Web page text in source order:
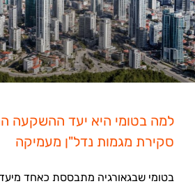
סקירת מגמות נדל"ן מעמיקה
בטומי שבגאורגיה מתבססת כאחד